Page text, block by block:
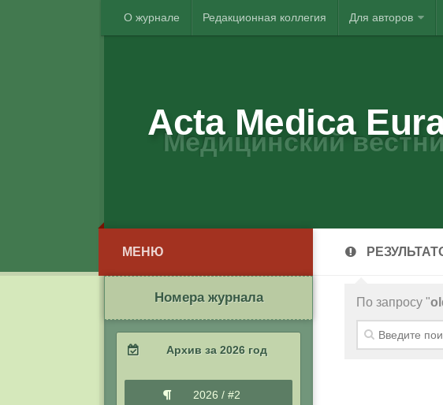
О журнале Редакционная коллегия Для авторов
Acta Medica
Медицинский
По запросу "
МЕНЮ
Номера журнала
Архив за 2026 год
2026 / #2